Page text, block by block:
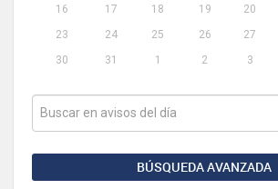
16
17 18 19 20
23
24 25 26 27
30
31 1 2 3
BÚSQUEDA AVANZADA